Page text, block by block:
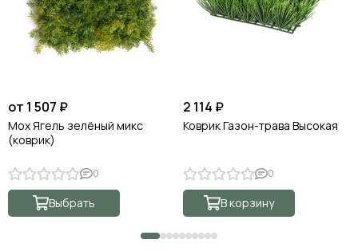
от 1 507 ₽
Мох Ягель зелёный микс
(коврик)
0
Выбрать
2 114 ₽
Коврик Газон-трава Высокая
0
В корзину